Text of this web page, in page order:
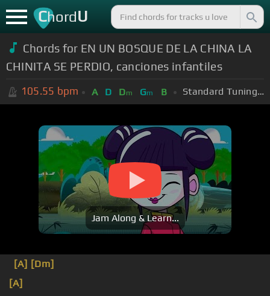
ChordU
Chords for EN UN BOSQUE DE LA CHINA LA
CHINITA SE PERDIO, canciones infantiles
105.55 bpm A D Dm Gm B Standard Tuning (EADGBE)
Jam Along & Learn...
[A] [Dm]
[A]